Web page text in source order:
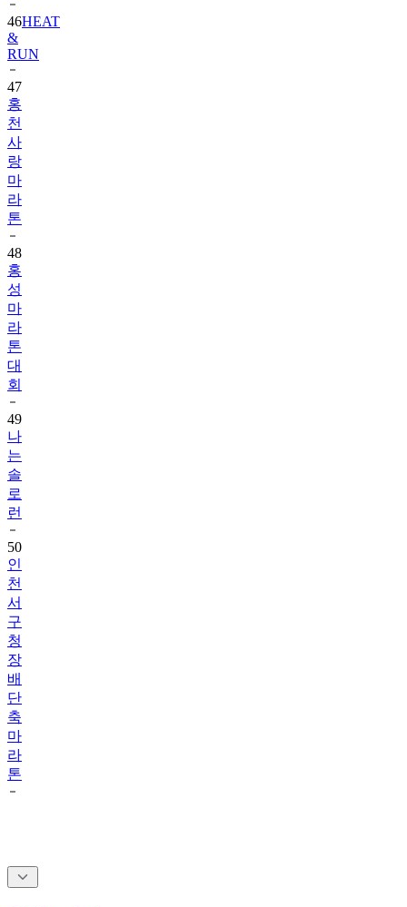
46HEAT
&
RUN
47
홍
천
사
랑
마
라
톤
48
홍
성
마
라
톤
대
회
49
나
는
솔
로
런
50
인
천
서
구
청
장
배
단
축
마
라
톤